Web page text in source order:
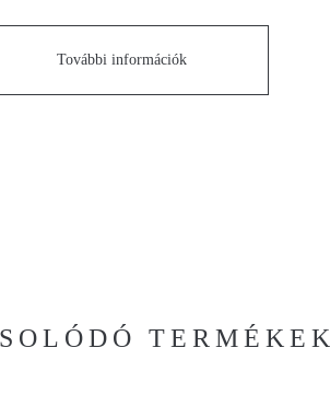
További információk
TERMÉKEK